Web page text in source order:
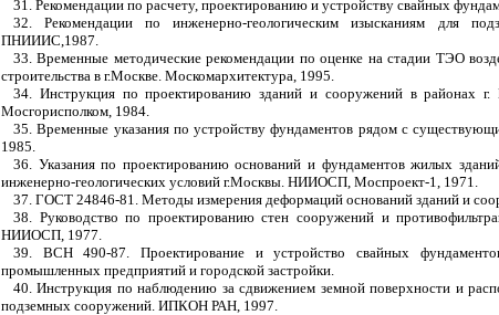
31. Рекомендации по расчету, проектированию и устройству свайных
32. Рекомендации по инженерно-геологическим изысканиям для
ПНИИИС,1987.
33. Временные методические рекомендации по оценке на стадии ТЭО
строительства в г.Москве. Москомархитектура, 1995.
34. Инструкция по проектированию зданий и сооружений в районах
Мосгорисполком, 1984.
35. Временные указания по устройству фундаментов рядом с
1985.
36. Указания по проектированию оснований и фундаментов жилых
инженерно-геологических условий г.Москвы. НИИОСП, Моспроект-1, 1971.
37. ГОСТ 24846-81. Методы измерения деформаций оснований зданий и
38. Руководство по проектированию стен сооружений и
НИИОСП, 1977.
39. ВСН 490-87. Проектирование и устройство свайных
промышленных предприятий и городской застройки.
40. Инструкция по наблюдению за сдвижением земной поверхности и
подземных сооружений. ИПКОН РАН, 1997.